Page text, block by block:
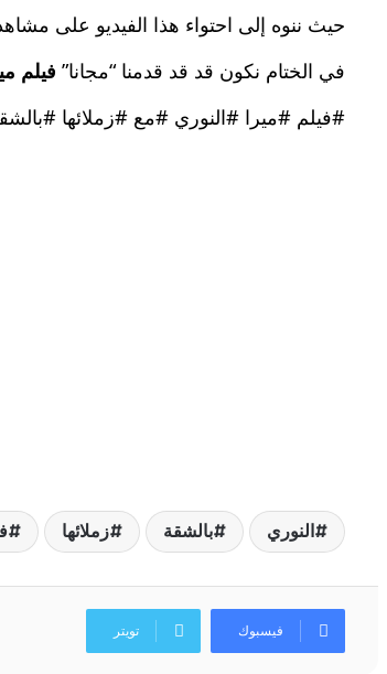
حيث ننوه إلى احتواء هذا الفيديو على
في الختام نكون قد قد قدمنا “مجانا” فيلم
#فيلم #ميرا #النوري #مع #زملائها
النوري بالشقة زملائها
فيسبوك تويتر